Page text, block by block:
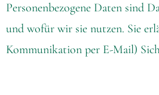
Personenbezogene Daten sind
und wofür wir sie nutzen. Sie
Kommunikation per E-Mail)